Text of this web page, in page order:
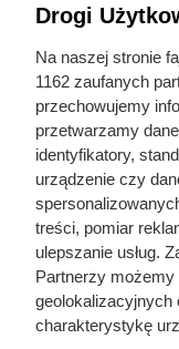
Pożywny
wystarczy
Flaki wołowe w
szczegóły
ważna.
Drogi
Na naszej stronie
1162 zaufanych
przechowujemy
przetwarzamy
identyfikatory,
urządzenie czy
treści, pomiar
ulepszanie usług.
Partnerzy możemy
geolokalizacyjnych
charakterystykę